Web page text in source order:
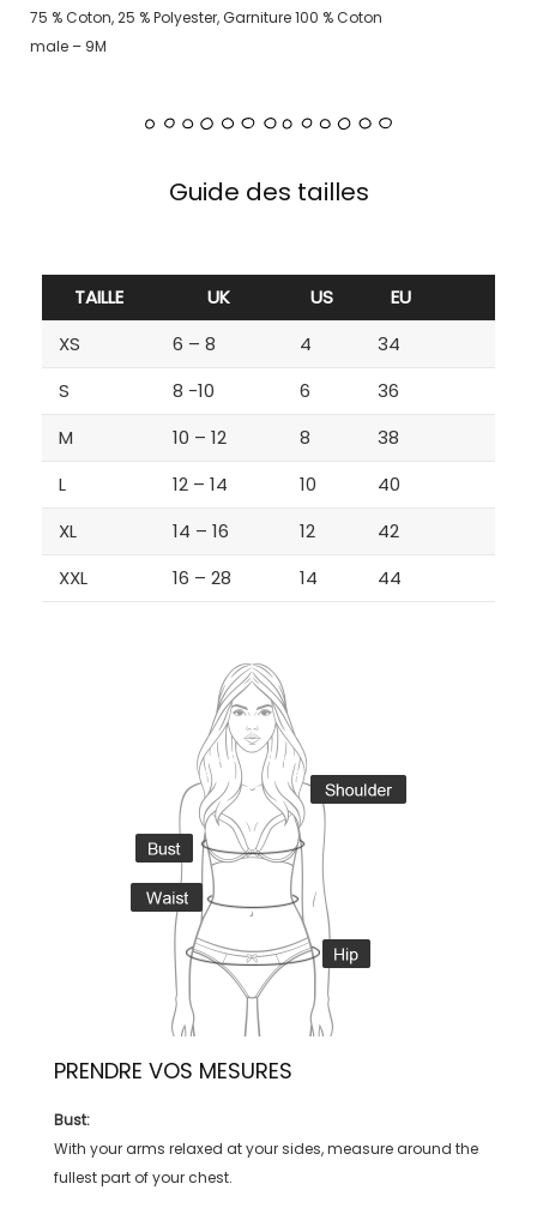
75 % Coton, 25 % Polyester, Garniture 100 % Coton
male – 9M
Guide des tailles
TAILLE UK US
EU
XS
6 – 8 4
34
S
8 -10 6
36
M
10 – 12 8
38
L
12 – 14 10
40
XL
14 – 16 12
42
XXL
16 – 28 14 44
PRENDRE VOS MESURES
Bust:
With your arms relaxed at your sides, measure around the
fullest part of your chest.